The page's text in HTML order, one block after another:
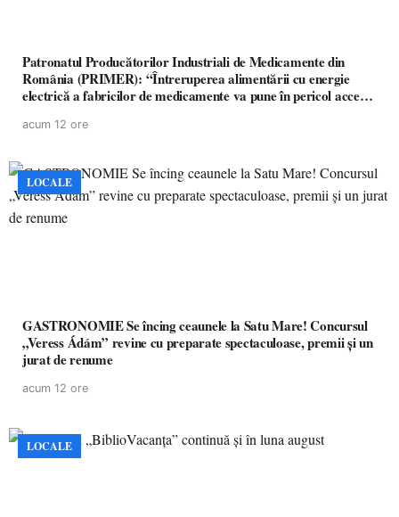
Patronatul Producătorilor Industriali de Medicamente din
România (PRIMER): “Întreruperea alimentării cu energie
electrică a fabricilor de medicamente va pune în pericol accesul
acum 12 ore
LOCALE
GASTRONOMIE Se încing ceaunele la Satu Mare! Concursul
„Veress Ádám” revine cu preparate spectaculoase, premii și un
jurat de renume
acum 12 ore
LOCALE